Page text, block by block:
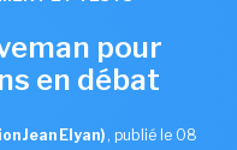
pour
en débat
Jean Elyan) , publié le 08